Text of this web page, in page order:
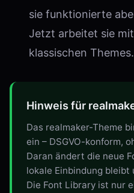
sie funktionierte
Jetzt arbeitet sie
klassischen Themes.
Hinweis für
Das realmaker-Theme
ein – DSGVO-konform,
Daran ändert die neue
lokale Einbindung
Die Font Library ist nur